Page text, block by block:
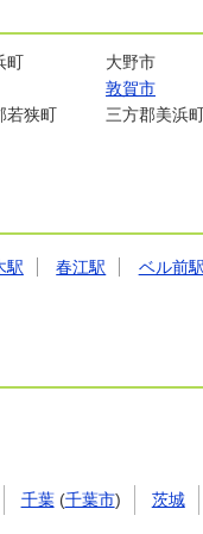
町
大野市
敦賀市
若狭町
三方郡美浜
駅 春江駅
ベル前駅
千葉(千葉市) 茨城